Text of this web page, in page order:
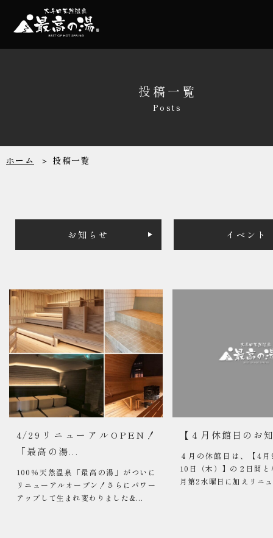
レストラン
館内施設
ホーム 投稿一覧
投稿一覧
Posts
お知らせ イベント
4/29リニューアルOPEN！
「最高の湯...
100％天然温泉「最高の湯」がついに
リニューアルオープン！さらにパワー
アップして生まれ変わりました&...
【４月休館日のお
４月の休館日は、【4
10日（木）】の２日間
月第2水曜日に加えリニ